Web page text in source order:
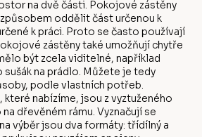
na dvě části. Pokojové zástěny
oddělit část určenou k
k práci. Proto se často používají
zástěny také umožňují chytře
být zcela viditelné, například
sušák na prádlo. Můžete je tedy
podle vlastních potřeb.
které nabízíme, jsou z vyztuženého
dřevěném rámu. Vyznačují se
výběr jsou dva formáty: třídílný a